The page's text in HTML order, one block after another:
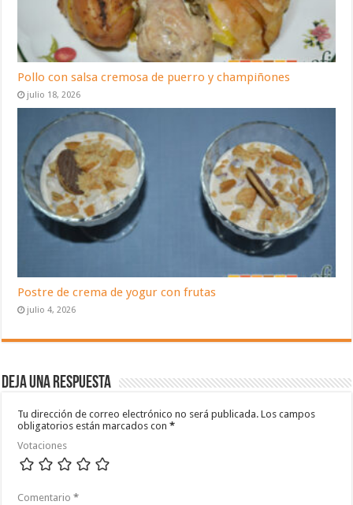
Pollo con salsa cremosa de puerro y champiñones
julio 18, 2026
Postre de crema de yogur con frutas
julio 4, 2026
Deja una respuesta
Tu dirección de correo electrónico no será publicada. Los campos
obligatorios están marcados con*
Votaciones
Comentario*